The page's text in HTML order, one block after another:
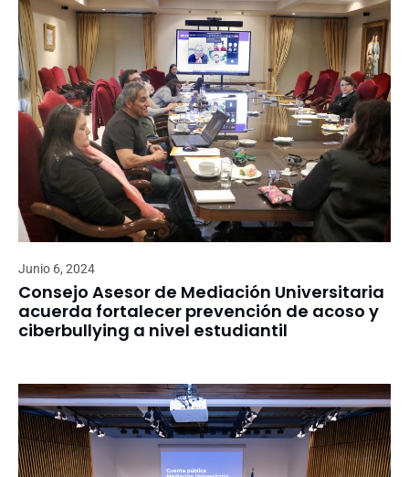
Junio 6, 2024
Consejo Asesor de Mediación Universitaria
acuerda fortalecer prevención de acoso y
ciberbullying a nivel estudiantil